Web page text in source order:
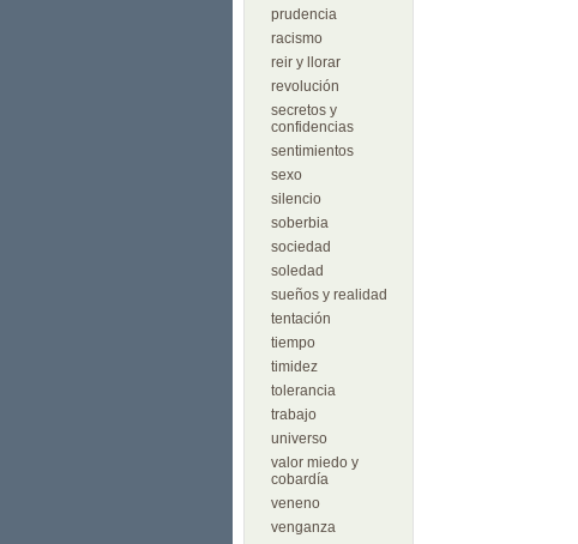
prudencia
racismo
reir y llorar
revolución
secretos y
confidencias
sentimientos
sexo
silencio
soberbia
sociedad
soledad
sueños y realidad
tentación
tiempo
timidez
tolerancia
trabajo
universo
valor miedo y
cobardía
veneno
venganza